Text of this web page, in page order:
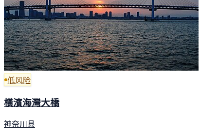
低风险
橫濱海灣大橋
神奈川县